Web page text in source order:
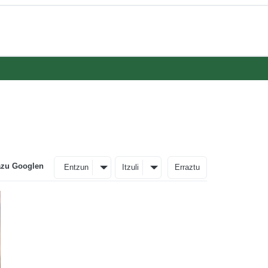
Googlen Entzun Itzuli Erraztu